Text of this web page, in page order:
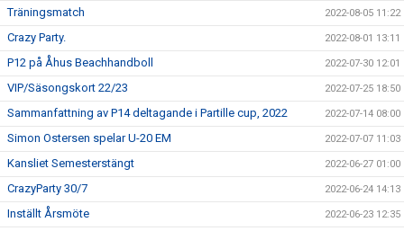
Träningsmatch 2022-08-05 11:22
Crazy Party. 2022-08-01 13:11
P12 på Åhus Beachhandboll 2022-07-30 12:01
VIP/Säsongskort 22/23 2022-07-25 18:50
Sammanfattning av P14 deltagande i Partille cup, 2022 2022-07-14 08:00
Simon Ostersen spelar U-20 EM 2022-07-07 11:03
Kansliet Semesterstängt 2022-06-27 01:00
CrazyParty 30/7 2022-06-24 14:13
Inställt Årsmöte 2022-06-23 12:35